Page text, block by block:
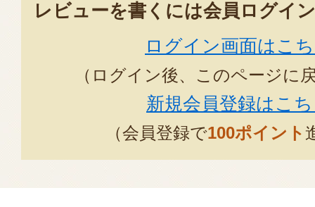
レビューを書くには会員ログイ
ログイン画面はこ
（ログイン後、このページに
新規会員登録はこ
（会員登録で100ポイント